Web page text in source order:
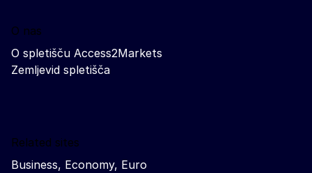
O nas
O spletišču Access2Markets
Zemljevid spletišča
Related sites
Business, Economy, Euro